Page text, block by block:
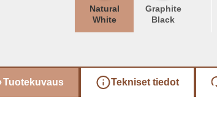
Natural
White
Graphite
Black
Tuotekuvaus Tekniset tiedot